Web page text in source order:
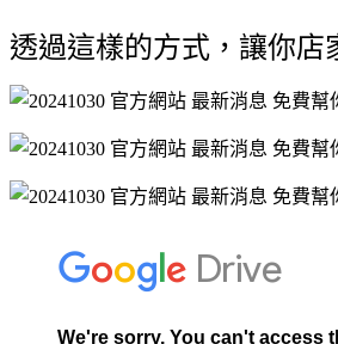
透過這樣的方式，讓你店